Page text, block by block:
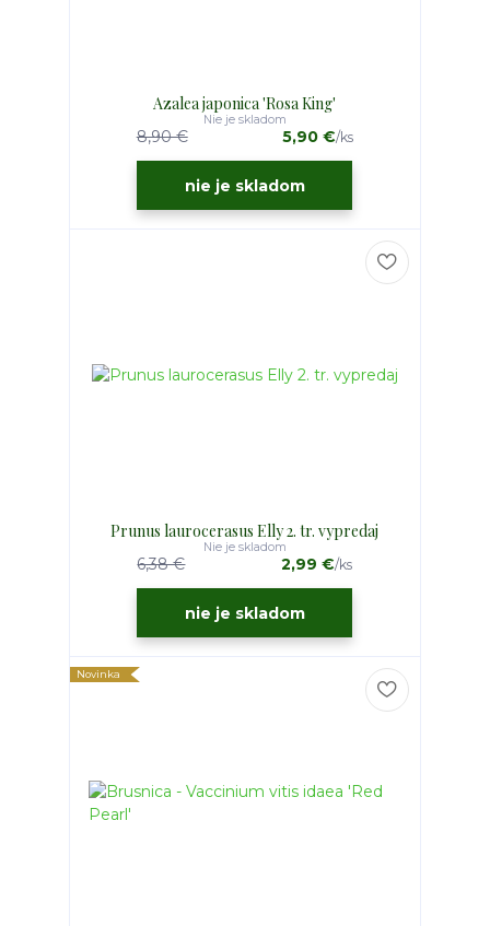
Azalea japonica 'Rosa King'
8,90 € 5,90 €/ks
Nie je skladom
nie je skladom
Prunus laurocerasus Elly 2. tr. vypredaj
6,38 € 2,99 €/ks
Nie je skladom
nie je skladom
Novinka